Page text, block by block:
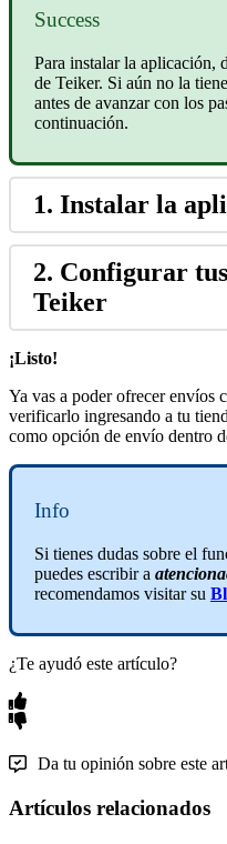
Success
Para instalar la aplicación,
de Teiker. Si aún no la
antes de avanzar con los
continuación.
1. Instalar la
2. Configurar
Teiker
¡Listo!
Ya vas a poder ofrecer envíos
verificarlo ingresando a tu
como opción de envío dentro
Info
Si tienes dudas sobre el
puedes escribir a
recomendamos visitar su
¿Te ayudó este artículo?
Da tu opinión sobre este
Artículos relacionados